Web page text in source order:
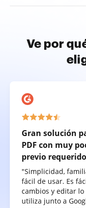
Ve por
Gran solución
PDF con muy
previo
"Simplicidad,
fácil de usar. Es
cambios y editar lo
utiliza junto a